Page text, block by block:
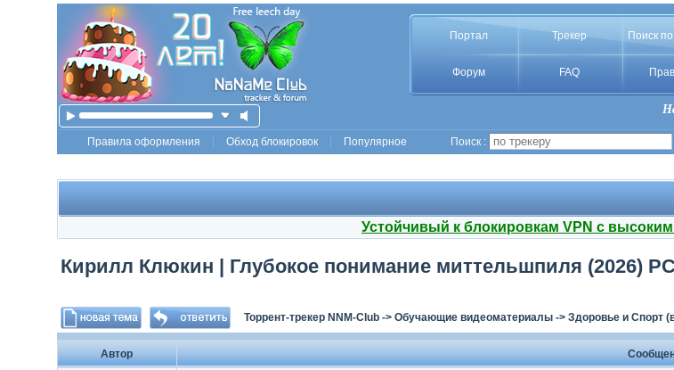
Портал Трекер Поиск
Форум FAQ
Правила оформления Обход блокировок Популярное Поиск :
Устойчивый к блокировкам VPN с
Кирилл Клюкин | Глубокое понимание миттельшпиля (2026)
Торрент-трекер NNM-Club-> Обучающие видеоматериалы-> Здоровье и Спорт
Автор